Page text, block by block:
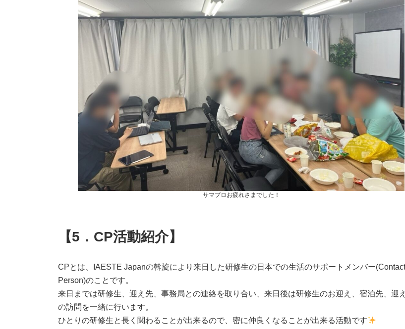
サマプロお疲れさまでした！
【5．CP活動紹介】
CPとは、IAESTE Japanの斡旋により来日した研修生の日本での生活のサポートメンバー(Contact
Person)のことです。
来日までは研修生、迎え先、事務局との連絡を取り合い、来日後は研修生のお迎え、宿泊先、迎
の訪問を一緒に行います。
ひとりの研修生と長く関わることが出来るので、密に仲良くなることが出来る活動です